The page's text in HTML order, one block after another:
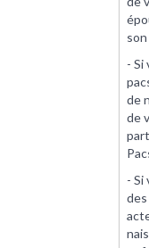
- Si
de
de
- Si